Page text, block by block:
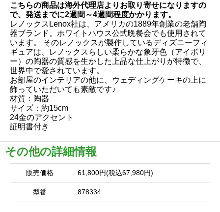
こちらの商品は海外代理店よりお取り寄せになりますの
で、発送までに2週間～4週間程度かかります。
レノックスLenox社は、アメリカの1889年創業の老舗陶
器ブランド。ホワイトハウス公式晩餐会でも使用されて
います。 そのレノックスが製作しているディズニーフィ
ギュアは、レノックスらしい柔らかな象牙色（アイボリ
ー）の陶器の質感を生かした上品な仕上がりが特徴で、
世界中で愛されています。
お部屋のインテリアの他に、ウェディングケーキの上に
飾っていただいても素敵です♪
材質：陶器
サイズ：約15cm
24金のアクセント
証明書付き
その他の詳細情報
販売価格 61,800円(税込67,980円)
型番 878334